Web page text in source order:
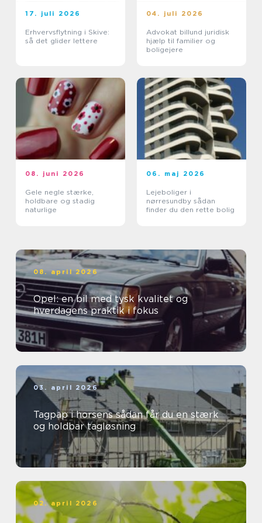
17. juli 2026
Erhvervsflytning i Skive:
så det glider lettere
04. juli 2026
Advokat billund juridisk
hjælp til familier og
boligejere
08. juni 2026
Gele negle stærke,
holdbare og stadig
naturlige
06. maj 2026
Lejeboliger i
nørresundby sådan
finder du den rette bolig
08. april 2026
Opel: en bil med tysk kvalitet og
hverdagens praktik i fokus
03. april 2026
Tagpap i horsens sådan får du en stærk
og holdbar tagløsning
02. april 2026